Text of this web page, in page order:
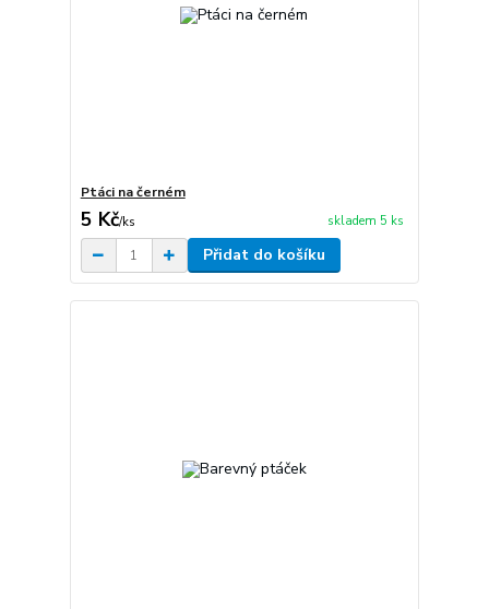
Ptáci na černém
5 Kč/ks skladem 5 ks
Přidat do košíku